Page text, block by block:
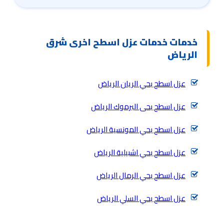
خدمات خدمات عزل اسطح اخرى شرق
الرياض
عزل اسطح بحي الريان الرياض
عزل اسطح بحى اليرموك الرياض
عزل اسطح بحي المونسية الرياض
عزل اسطح بحي اشبيلية الرياض
عزل اسطح بحي الرمال الرياض
عزل اسطح بحي السلي الرياض